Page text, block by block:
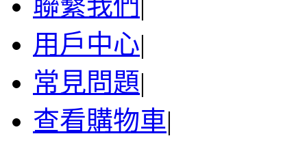
用戶中心|
常見問題|
查看購物車|